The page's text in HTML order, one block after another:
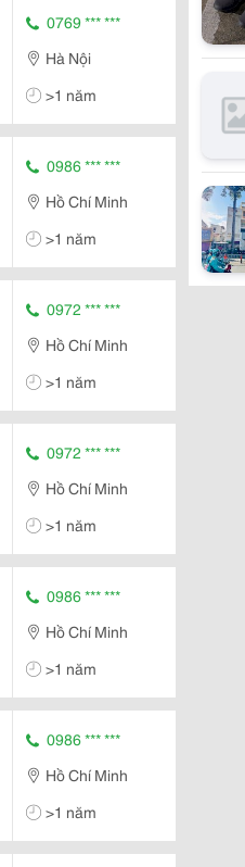
0769 *** ***
Hà Nội
>1 năm
0986 *** ***
Hồ Chí Minh
>1 năm
0972 *** ***
Hồ Chí Minh
>1 năm
0972 *** ***
Hồ Chí Minh
>1 năm
0986 *** ***
Hồ Chí Minh
>1 năm
0986 *** ***
Hồ Chí Minh
>1 năm